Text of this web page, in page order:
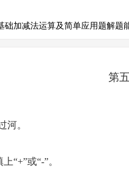
础加减法运算及简单应用题解题
第
河。
“+”或“-”。